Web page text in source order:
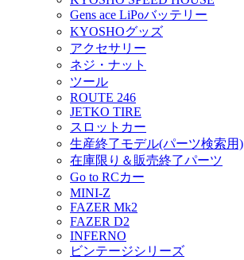
Gens ace LiPoバッテリー
KYOSHOグッズ
アクセサリー
ネジ・ナット
ツール
ROUTE 246
JETKO TIRE
スロットカー
生産終了モデル(パーツ検索用)
在庫限り＆販売終了パーツ
Go to RCカー
MINI-Z
FAZER Mk2
FAZER D2
INFERNO
ビンテージシリーズ